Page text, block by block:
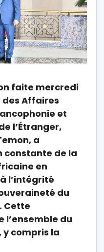
faite mercredi
Affaires
et
l’Étranger,
a
constante de la
en
l’intégrité
du
Cette
du
compris la